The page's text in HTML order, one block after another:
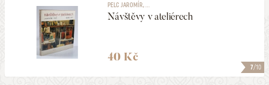
7/10
PELC JAROMÍR, ...
Návštěvy v ateliérech
40 Kč